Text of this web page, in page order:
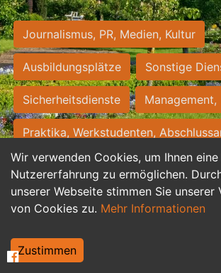
Wir verwenden Cookies, um Ihnen
Nutzererfahrung zu ermöglichen.
unserer Webseite stimmen Sie unserer
von Cookies zu. Mehr Informationen
Zustimmen
Journalismus, PR, Medien, Kultur
Ausbildungsplätze Sonstige
Sicherheitsdienste Management,
Praktika, Werkstudenten,
Personalwesen Assistenz,
Hilfskräfte, Aushilfs- und Nebenjobs
Weiterbildung, Studium, duale